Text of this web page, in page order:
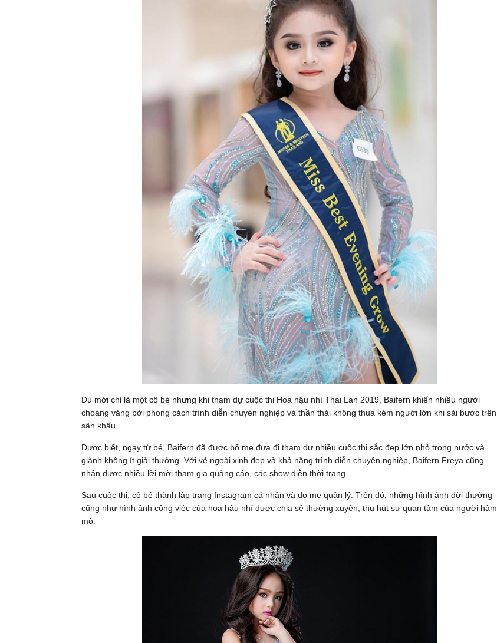
Dù mới chỉ là một cô bé nhưng khi tham dự cuộc thi Hoa hậu nhí Thái Lan 2019, Baifern khiến nhiều người
choáng váng bởi phong cách trình diễn chuyên nghiệp và thần thái không thua kém người lớn khi sải bước trên
sân khấu.
Được biết, ngay từ bé, Baifern đã được bố mẹ đưa đi tham dự nhiều cuộc thi sắc đẹp lớn nhỏ trong nước và
giành không ít giải thưởng. Với vẻ ngoài xinh đẹp và khả năng trình diễn chuyên nghiệp, Baifern Freya cũng
nhận được nhiều lời mời tham gia quảng cáo, các show diễn thời trang…
Sau cuộc thi, cô bé thành lập trang Instagram cá nhân và do mẹ quản lý. Trên đó, những hình ảnh đời thường
cũng như hình ảnh công việc của hoa hậu nhí được chia sẻ thường xuyên, thu hút sự quan tâm của người hâm
mộ.